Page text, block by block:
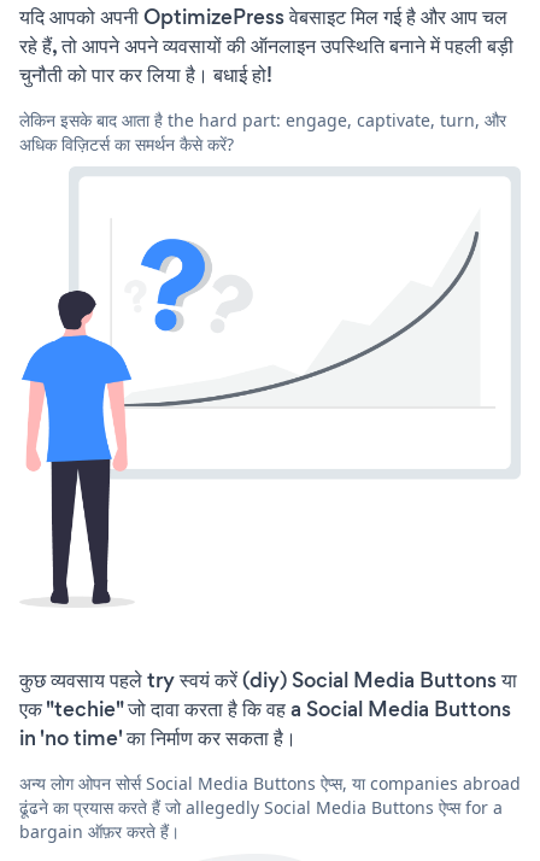
यदि आपको अपनी OptimizePress वेबसाइट मिल गई है और आप चल
रहे हैं, तो आपने अपने व्यवसायों की ऑनलाइन उपस्थिति बनाने में पहली बड़ी
चुनौती को पार कर लिया है। बधाई हो!
लेकिन इसके बाद आता है the hard part: engage, captivate, turn, और
अधिक विज़िटर्स का समर्थन कैसे करें?
कुछ व्यवसाय पहले try स्वयं करें (diy) Social Media Buttons या
एक "techie" जो दावा करता है कि वह a Social Media Buttons
in 'no time' का निर्माण कर सकता है।
अन्य लोग ओपन सोर्स Social Media Buttons ऐप्स, या companies abroad
ढूंढने का प्रयास करते हैं जो allegedly Social Media Buttons ऐप्स for a
bargain ऑफ़र करते हैं।